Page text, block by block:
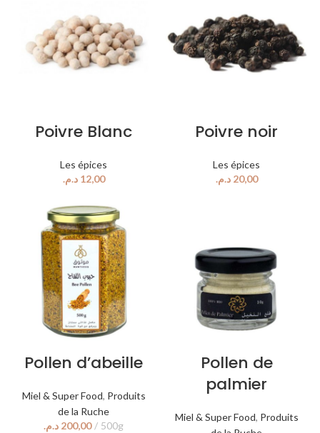
Poivre Blanc
Les épices
د.م.
Poivre noir
Les épices
د.م.
Pollen d’abeille
Miel & Super Food, Produits
de la Ruche
د.م.
Pollen de
palmier
Miel & Super Food, Produits